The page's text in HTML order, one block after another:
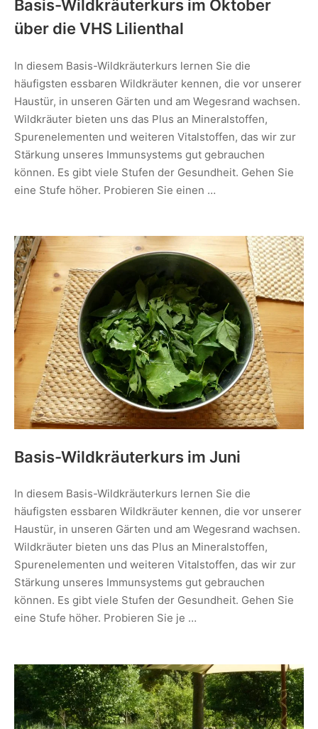
Basis-Wildkräuterkurs im Oktober
über die VHS Lilienthal
In diesem Basis-Wildkräuterkurs lernen Sie die
häufigsten essbaren Wildkräuter kennen, die vor unserer
Haustür, in unseren Gärten und am Wegesrand wachsen.
Wildkräuter bieten uns das Plus an Mineralstoffen,
Spurenelementen und weiteren Vitalstoffen, das wir zur
Stärkung unseres Immunsystems gut gebrauchen
können. Es gibt viele Stufen der Gesundheit. Gehen Sie
eine Stufe höher. Probieren Sie einen …
Basis-Wildkräuterkurs im Juni
In diesem Basis-Wildkräuterkurs lernen Sie die
häufigsten essbaren Wildkräuter kennen, die vor unserer
Haustür, in unseren Gärten und am Wegesrand wachsen.
Wildkräuter bieten uns das Plus an Mineralstoffen,
Spurenelementen und weiteren Vitalstoffen, das wir zur
Stärkung unseres Immunsystems gut gebrauchen
können. Es gibt viele Stufen der Gesundheit. Gehen Sie
eine Stufe höher. Probieren Sie je …